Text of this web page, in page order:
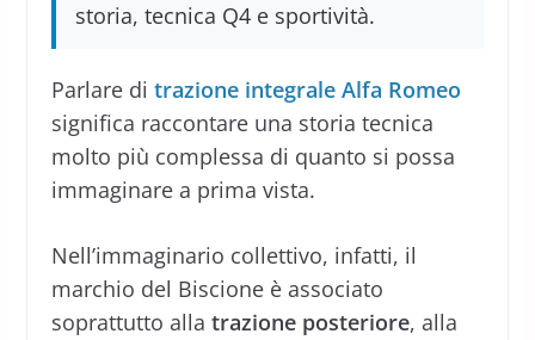
storia, tecnica Q4 e sportività.
Parlare di trazione integrale Alfa Romeo
significa raccontare una storia tecnica
molto più complessa di quanto si possa
immaginare a prima vista.
Nell’immaginario collettivo, infatti, il
marchio del Biscione è associato
soprattutto alla trazione posteriore, alla